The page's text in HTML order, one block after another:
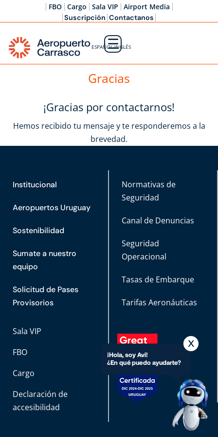
FBO Cargo Sala VIP Airport Media
Suscripción Contactanos
☰
ESPAÑOL-INGLÉS
Gracias
¡Gracias por contactarnos!
Hemos recibido tu mensaje y te responderemos a la
brevedad.
Institucional
Aeropuertos Uruguay
Sostenibilidad
Sumate a nuestro
equipo
Solicitud de Pases
Provisorios
Sala VIP
FBO
Cargo
Declaración de
accesibilidad
Normativas de
Seguridad
Canal de Denuncias
Seguridad
Operacional
Tasas de Embarque
Tarifas Aeronáuticas